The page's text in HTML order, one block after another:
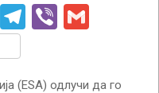
Messenger
Telegram
Viber
(ESA) одлучи да го